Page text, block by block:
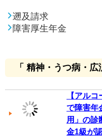
遡及請求
障害厚生年金
「 精神・うつ病・
【アル
で障害年
用」の診
金1級が